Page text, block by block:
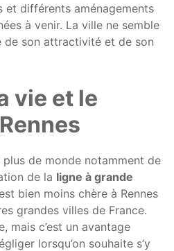
et différents aménagements
à venir. La ville ne semble
de son attractivité et de son
vie et le
de monde notamment de
de la ligne à grande
bien moins chère à Rennes
grandes villes de France.
mais c’est un avantage
lorsqu’on souhaite s’y